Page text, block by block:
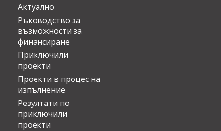
Актуално
Ръководство за
възможности за
финансиране
Приключили
проекти
Проекти в процес на
изпълнение
Резултати по
приключили
проекти